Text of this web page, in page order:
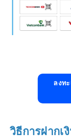
ลงท
วิธีการฝากเ